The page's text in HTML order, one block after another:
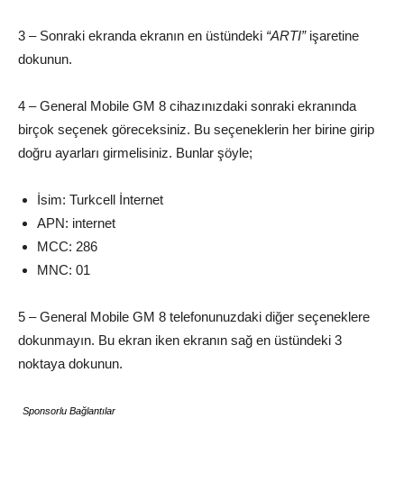
3 – Sonraki ekranda ekranın en üstündeki “ARTI”işaretine
dokunun.
4 – General Mobile GM 8 cihazınızdaki sonraki ekranında
birçok seçenek göreceksiniz. Bu seçeneklerin her birine girip
doğru ayarları girmelisiniz. Bunlar şöyle;
İsim: Turkcell İnternet
APN: internet
MCC: 286
MNC: 01
5 – General Mobile GM 8 telefonunuzdaki diğer seçeneklere
dokunmayın. Bu ekran iken ekranın sağ en üstündeki 3
noktaya dokunun.
Sponsorlu Bağlantılar